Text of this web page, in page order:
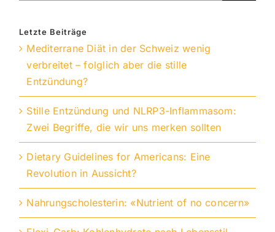
Letzte Beiträge
Mediterrane Diät in der Schweiz wenig
verbreitet – folglich aber die stille
Entzündung?
Stille Entzündung und NLRP3-Inflammasom:
Zwei Begriffe, die wir uns merken sollten
Dietary Guidelines for Americans: Eine
Revolution in Aussicht?
Nahrungscholesterin: «Nutrient of no concern»